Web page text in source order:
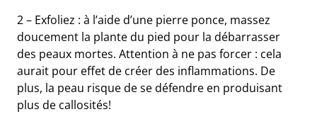
2 – Exfoliez : à l’aide d’une pierre ponce, massez
doucement la plante du pied pour la débarrasser
des peaux mortes. Attention à ne pas forcer : cela
aurait pour effet de créer des inflammations. De
plus, la peau risque de se défendre en produisant
plus de callosités!